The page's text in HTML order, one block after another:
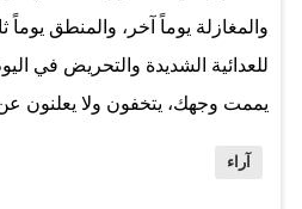
والمغازلة يوماً آخر، والمنطق يوماً
للعدائية الشديدة والتحريض في
يممت وجهك، يتخفون ولا يعلنون عن
آراء